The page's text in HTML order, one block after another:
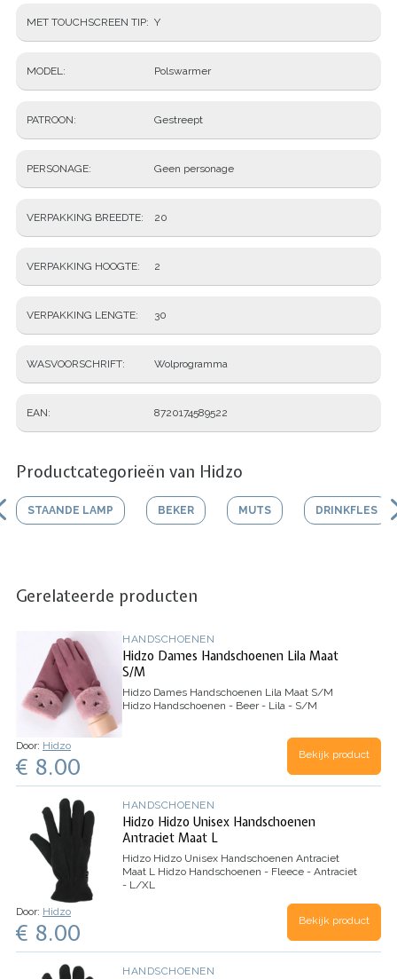
MET TOUCHSCREEN TIP Y
MODEL Polswarmer
PATROON Gestreept
PERSONAGE Geen personage
VERPAKKING BREEDTE 20
VERPAKKING HOOGTE 2
VERPAKKING LENGTE 30
WASVOORSCHRIFT Wolprogramma
EAN 8720174589522
Productcategorieën van Hidzo
STAANDE LAMP BEKER MUTS DRINKFLES
Gerelateerde producten
HANDSCHOENEN
Hidzo Dames Handschoenen Lila Maat
S/M
Hidzo Dames Handschoenen Lila Maat S/M
Hidzo Handschoenen - Beer - Lila - S/M
Door: Hidzo
€ 8.00 Bekijk product
HANDSCHOENEN
Hidzo Hidzo Unisex Handschoenen
Antraciet Maat L
Hidzo Hidzo Unisex Handschoenen Antraciet
Maat L Hidzo Handschoenen - Fleece - Antraciet
- L/XL
Door: Hidzo
€ 8.00 Bekijk product
HANDSCHOENEN